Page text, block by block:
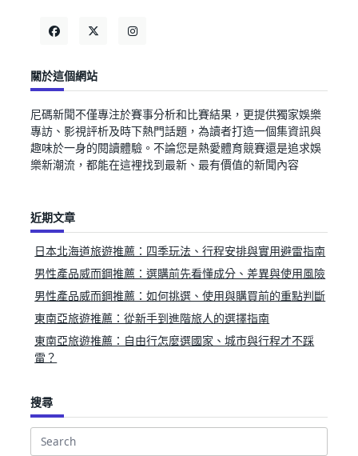
關於這個網站
尼碼新聞不僅專注於賽事分析和比賽結果，更提供獨家娛樂
專訪、影視評析及時下熱門話題，為讀者打造一個集資訊與
趣味於一身的閱讀體驗。不論您是熱愛體育競賽還是追求娛
樂新潮流，都能在這裡找到最新、最有價值的新聞內容
近期文章
日本北海道旅遊推薦：四季玩法、行程安排與實用避雷指南
男性產品威而鋼推薦：選購前先看懂成分、差異與使用風險
男性產品威而鋼推薦：如何挑選、使用與購買前的重點判斷
東南亞旅遊推薦：從新手到進階旅人的選擇指南
東南亞旅遊推薦：自由行怎麼選國家、城市與行程才不踩
雷？
搜尋
Search